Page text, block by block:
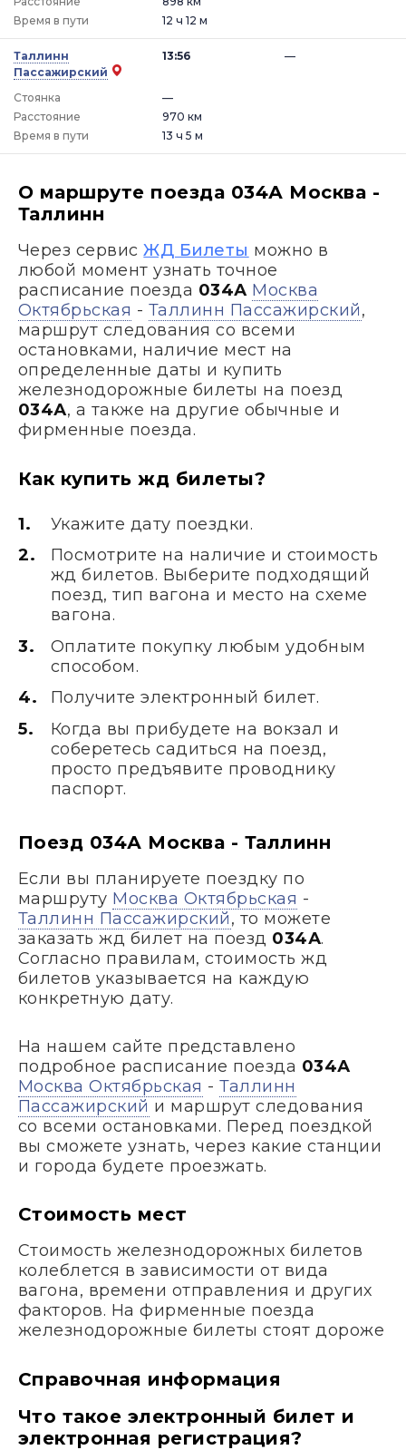
Время в пути
12 ч 12 м
Таллинн
Пассажирский
13:56
Стоянка —
—
Расстояние
970 км
Время в пути
13 ч 5 м
О маршруте поезда 034А Москва -
Таллинн
Через сервисЖД Билеты можно в
любой момент узнать точное
расписание поезда 034А Москва
Октябрьская - Таллинн Пассажирский,
маршрут следования со всеми
остановками, наличие мест на
определенные даты и купить
железнодорожные билеты на поезд
034А, а также на другие обычные и
фирменные поезда.
Как купить жд билеты?
Укажите дату поездки.
Посмотрите на наличие и стоимость
жд билетов. Выберите подходящий
поезд, тип вагона и место на схеме
вагона.
Оплатите покупку любым удобным
способом.
Получите электронный билет.
Когда вы прибудете на вокзал и
соберетесь садиться на поезд,
просто предъявите проводнику
паспорт.
Поезд 034А Москва - Таллинн
Если вы планируете поездку по
маршруту Москва Октябрьская -
Таллинн Пассажирский, то можете
заказать жд билет на поезд 034А.
Согласно правилам, стоимость жд
билетов указывается на каждую
конкретную дату.
На нашем сайте представлено
подробное расписание поезда 034А
Москва Октябрьская -Таллинн
Пассажирский и маршрут следования
со всеми остановками. Перед поездкой
вы сможете узнать, через какие станции
и города будете проезжать.
Стоимость мест
Стоимость железнодорожных билетов
колеблется в зависимости от вида
вагона, времени отправления и других
факторов. На фирменные поезда
железнодорожные билеты стоят дороже
Справочная информация
Что такое электронный билет и
электронная регистрация?